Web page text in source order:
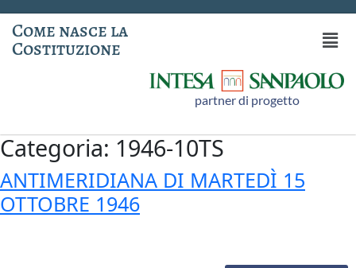
Come nasce la
Costituzione
partner di progetto
Categoria: 1946-10TS
ANTIMERIDIANA DI MARTEDÌ 15
OTTOBRE 1946